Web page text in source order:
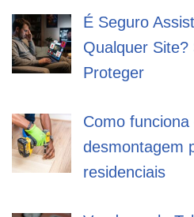
É Seguro
Qualquer
Proteger
Como
desmontagem
residenciais